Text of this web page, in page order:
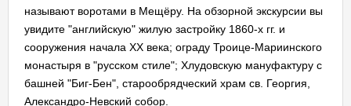
называют воротами в Мещёру. На обзорной экскурсии вы
увидите "английскую" жилую застройку 1860-х гг. и
сооружения начала ХХ века; ограду Троице-Мариинского
монастыря в "русском стиле"; Хлудовскую мануфактуру с
башней "Биг-Бен", старообрядческий храм св. Георгия,
Александро-Невский собор.